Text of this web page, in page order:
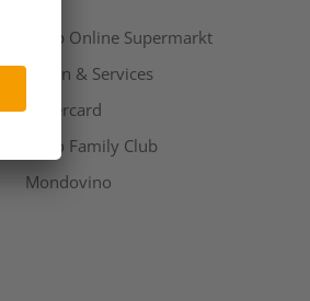
Coop Online Supermarkt
Läden & Services
Supercard
Hello Family Club
Mondovino